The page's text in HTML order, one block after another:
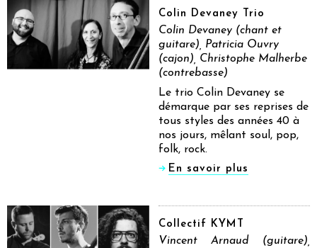
Colin Devaney Trio
Colin Devaney (chant et
guitare), Patricia Ouvry
(cajon), Christophe Malherbe
(contrebasse)
Le trio Colin Devaney se
démarque par ses reprises de
tous styles des années 40 à
nos jours, mêlant soul, pop,
folk, rock.
En savoir plus
Collectif KYMT
Vincent Arnaud (guitare),